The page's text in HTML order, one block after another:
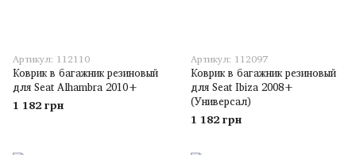
Артикул: 112110
Коврик в багажник резиновый
для Seat Alhambra 2010+
1 182 грн
Артикул: 112097
Коврик в багажник резиновый
для Seat Ibiza 2008+
(Универсал)
1 182 грн